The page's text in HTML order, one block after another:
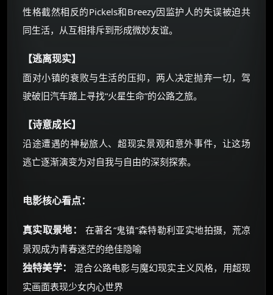
性格截然相反的Pickels和Breezy因监护人的失误被迫共
同生活，从互相排斥到形成微妙友谊。
【逃离现实】
面对小镇的衰败与生活的压抑，两人决定抛弃一切，驾
驶破旧汽车踏上寻找“火星生命”的公路之旅。
【诗意成长】
沿途遭遇的神秘旅人、超现实景观和意外事件，让这场
逃亡逐渐演变为对自我与自由的深刻探索。
电影核心看点：
真实取景地：
在著名“鬼镇”森特勒利亚实地拍摄，荒凉
景观成为青春迷茫的绝佳隐喻
独特美学：
混合公路电影与魔幻现实主义风格，用超现
实画面表现少女内心世界